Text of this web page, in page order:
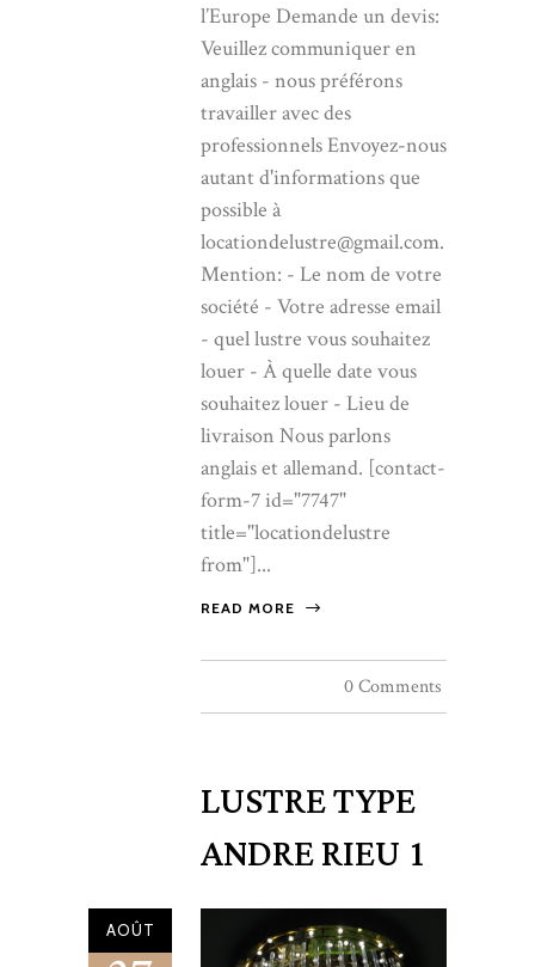
l’Europe Demande un devis:
Veuillez communiquer en
anglais - nous préférons
travailler avec des
professionnels Envoyez-nous
autant d'informations que
possible à
locationdelustre@gmail.com.
Mention: - Le nom de votre
société - Votre adresse email
- quel lustre vous souhaitez
louer - À quelle date vous
souhaitez louer - Lieu de
livraison Nous parlons
anglais et allemand. [contact-
form-7 id="7747"
title="locationdelustre
from"]...
READ MORE
0 Comments
LUSTRE TYPE
ANDRE RIEU 1
AOÛT